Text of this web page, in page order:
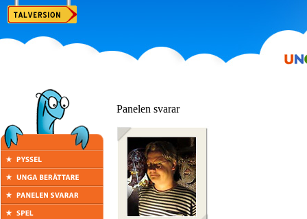
Panelen svarar